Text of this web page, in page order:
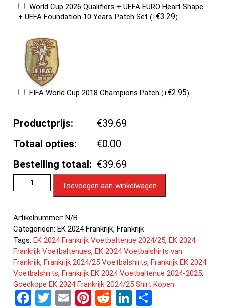
World Cup 2026 Qualifiers + UEFA EURO Heart Shape
+ UEFA Foundation 10 Years Patch Set(+€3.29)
FIFA World Cup 2018 Champions Patch(+€2.95)
Productprijs:
€39.69
Totaal opties:
€0.00
Bestelling totaal: €39.69
Toevoegen aan winkelwagen
Artikelnummer:N/B
Categorieën:EK 2024 Frankrijk,Frankrijk
Tags:EK 2024 Frankrijk Voetbaltenue 2024/25,EK 2024
Frankrijk Voetbaltenues,EK 2024 Voetbalshirts van
Frankrijk,Frankrijk 2024/25 Voetbalshirts,Frankrijk EK 2024
Voetbalshirts,Frankrijk EK 2024 Voetbaltenue 2024-2025,
Goedkope EK 2024 Frankrijk 2024/25 Shirt Kopen
F
T
E
Pi R
Li